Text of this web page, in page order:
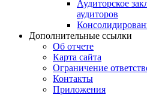
Аудиторское
аудиторов
Дополнительные ссылки
Об отчете
Карта сайта
Ограничение
Контакты
Приложения